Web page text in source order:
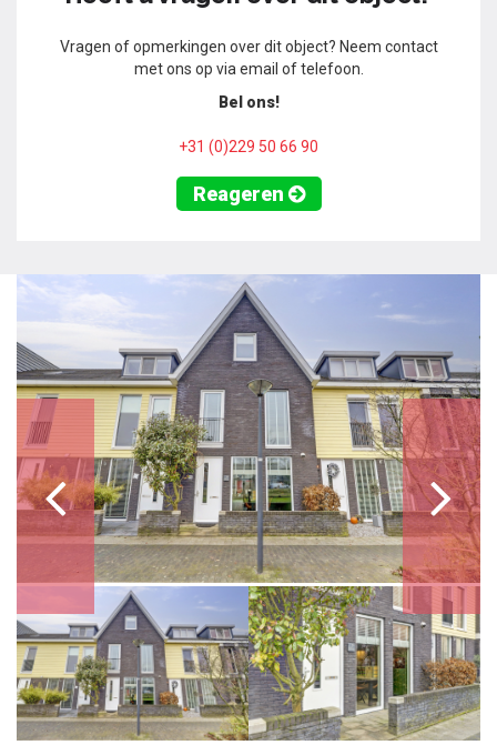
Vragen of opmerkingen over dit object? Neem contact
met ons op via email of telefoon.
Bel ons!
+31 (0)229 50 66 90
Reageren